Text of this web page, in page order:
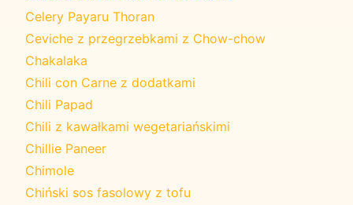
Celery Payaru Thoran
Ceviche z przegrzebkami z Chow-chow
Chakalaka
Chili con Carne z dodatkami
Chili Papad
Chili z kawałkami wegetariańskimi
Chillie Paneer
Chimole
Chiński sos fasolowy z tofu